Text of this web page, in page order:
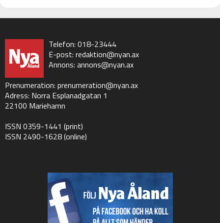
Telefon: 018-23444
E-post: redaktion@nyan.ax
Annons: annons@nyan.ax
Prenumeration: prenumeration@nyan.ax
Adress: Norra Esplanadgatan 1
22100 Mariehamn
ISSN 0359-1441 (print)
ISSN 2490-1628 (online)